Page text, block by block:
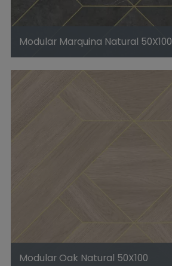
Modular Marquina Natural 50X100
Modular Oak Natural 50X100